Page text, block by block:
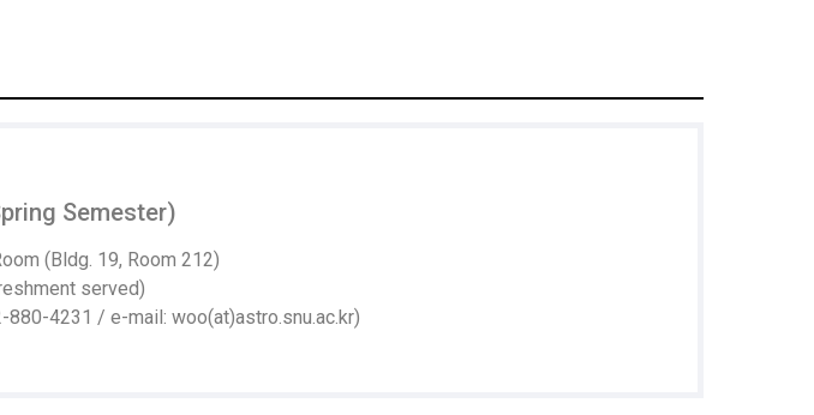
Semester)
(Bldg. 19, Room 212)
served)
880-4231 / e-mail: woo(at)astro.snu.ac.kr)